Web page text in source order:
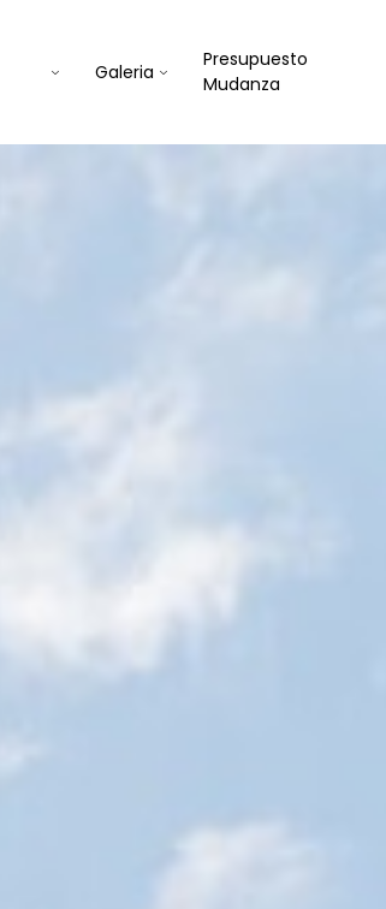
Galeria
Presupuesto
Mudanza